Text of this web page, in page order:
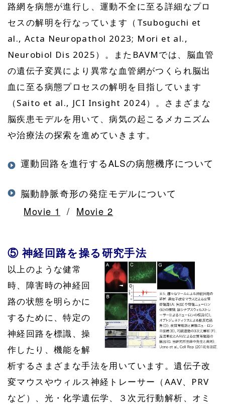
路網を病態が進行し、運動不全に至る詳細なプロ
セスの解明を行なっています（Tsuboguchi et
al., Acta Neuropathol 2023; Mori et al.,
Neurobiol Dis 2025）。またBAVMでは、脳血管
の遺伝子変異により異常な血管網がつくられ脳出
血に至る病態プロセスの解明を目指しています
（Saito et al., JCI Insight 2024）。さまざまな
脳疾患モデルを用いて、病気の起こるメカニズム
や治療法の探索を進めていきます。
運動回路を進行するALSの病態機序について
脳動静脈奇形の発症モデルについて
Movie 1 / Movie 2
⑤ 神経回路を操る研究手法
以上のような健常
時、障害時の神経回
路の状態を明らかに
するために、特定の
神経回路を標識、操
作したり、機能を解
析するさまざまな手法を用いています。遺伝子改
変マウスやウィルス神経トレーサー（AAV、PRV
など）、光・化学遺伝学、３次元行動解析、オミ